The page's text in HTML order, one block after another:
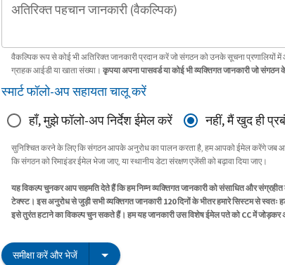
अतिरिक्त पहचान जानकारी (वैकल्पिक)
वैकल्पिक रूप से कोई भी अतिरिक्त जानकारी प्रदान करें जो संगठन को उनके सूचना प्रणालियों
ग्राहक आईडी या खाता संख्या। कृपया अपना पासवर्ड या कोई भी व्यक्तिगत जानकारी जो
स्मार्ट फॉलो-अप सहायता चालू करें
हाँ, मुझे फॉलो-अप निर्देश ईमेल करें
नहीं, मैं खुद ही
सुनिश्चित करने के लिए कि संगठन आपके अनुरोध का पालन करता है, हम आपको ईमेल करेंगे जब आगे
कि संगठन को रिमाइंडर ईमेल भेजा जाए, या स्थानीय डेटा संरक्षण एजेंसी को बढ़ावा दिया जाए।
यह विकल्प चुनकर आप सहमति देते हैं कि हम निम्न व्यक्तिगत जानकारी को संसाधित और
टेक्स्ट। इस अनुरोध से जुड़ी सभी व्यक्तिगत जानकारी 120 दिनों के भीतर हमारे सिस्टम से
इसे तुरंत हटाने का विकल्प चुन सकते हैं। हम यह जानकारी उस विशेष ईमेल पते को CC में
समीक्षा करें और भेजें